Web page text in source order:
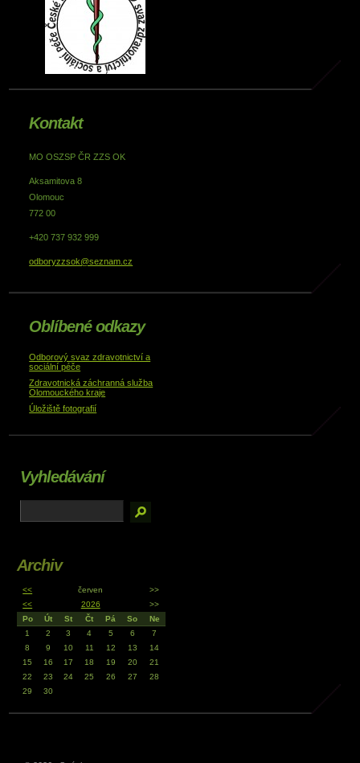
Kontakt
MO OSZSP ČR ZZS OK
Aksamitova 8
Olomouc
772 00
+420 737 932 999
odboryzzsok@seznam.cz
Oblíbené odkazy
Odborový svaz zdravotnictví a
sociální péče
Zdravotnická záchranná služba
Olomouckého kraje
Úložiště fotografií
Vyhledávání
Archiv
<< červen
>>
<<
2026
>>
Po
Út St Čt Pá So
Ne
1
2 3 4 5 6
7
8
9 10 11 12 13
14
15
16 17 18 19 20
21
22
23 24 25 26 27
28
29
30